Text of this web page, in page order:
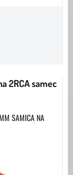
2RCA samec
SAMICA NA